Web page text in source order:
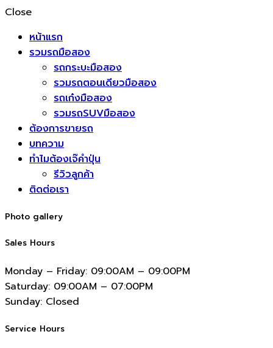
Close
หน้าแรก
รวมรถมือสอง
รถกระบะมือสอง
รวมรถตอนเดียวมือสอง
รถเก๋งมือสอง
รวมรถSUVมือสอง
ต้องการขายรถ
บทความ
ทำไมต้องเจ๊คำปุ่น
รีวิวลูกค้า
ติดต่อเรา
Photo gallery
Sales Hours
Monday – Friday: 09:00AM – 09:00PM
Saturday: 09:00AM – 07:00PM
Sunday: Closed
Service Hours